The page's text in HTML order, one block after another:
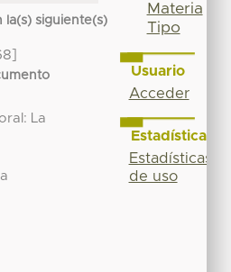
la(s) siguiente(s)
La
Materia
Tipo
Usuario
Acceder
Estadísticas
Estadísticas
de uso